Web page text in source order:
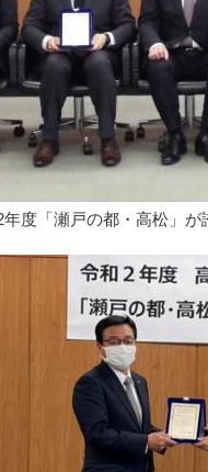
年度「瀬戸の都・高松」